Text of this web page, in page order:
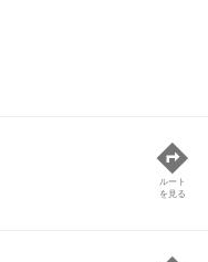
ルート
を見る